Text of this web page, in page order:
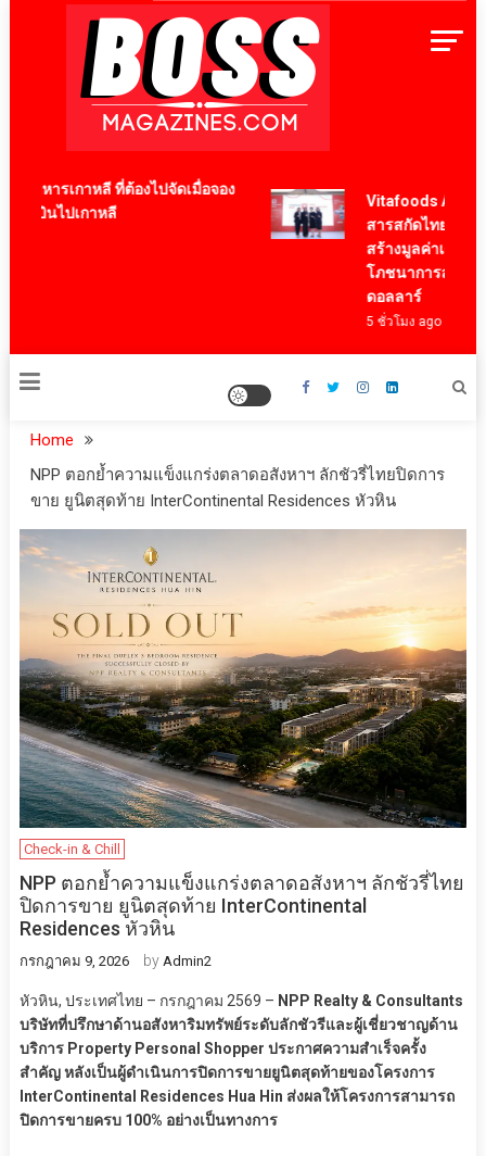
BossMagazinesThailand
าหารเกาหลี ที่ต้องไปจัดเมื่อจอง
งบินไปเกาหลี
Vitafoods Asia
สารสกัดไทย ชูงานวิจั
สร้างมูลค่าเศรษฐกิ
โภชนาการสุขภาพโ
ดอลลาร์
5 ชั่วโมง ago
Home
NPP ตอกย้ำความแข็งแกร่งตลาดอสังหาฯ ลักชัวรี่ไทยปิดการ
ขาย ยูนิตสุดท้าย InterContinental Residences หัวหิน
Check-in & Chill
NPP ตอกย้ำความแข็งแกร่งตลาดอสังหาฯ ลักชัวรี่ไทย
ปิดการขาย ยูนิตสุดท้าย InterContinental
Residences หัวหิน
กรกฎาคม 9, 2026 by Admin2
หัวหิน, ประเทศไทย – กรกฎาคม 2569 – NPP Realty & Consultants
บริษัทที่ปรึกษาด้านอสังหาริมทรัพย์ระดับลักชัวรีและผู้เชี่ยวชาญด้าน
บริการ Property Personal Shopper ประกาศความสำเร็จครั้ง
สำคัญ หลังเป็นผู้ดำเนินการปิดการขายยูนิตสุดท้ายของโครงการ
InterContinental Residences Hua Hin ส่งผลให้โครงการสามารถ
ปิดการขายครบ 100% อย่างเป็นทางการ